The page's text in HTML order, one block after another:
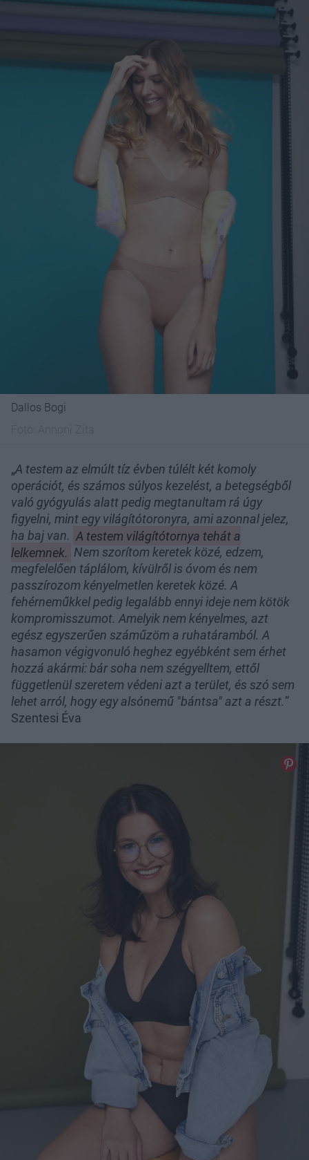
Dallos Bogi
„A testem az elmúlt tíz évben túlélt két komoly
operációt, és számos súlyos kezelést, a betegségből
való gyógyulás alatt pedig megtanultam rá úgy
figyelni, mint egy világítótoronyra, ami azonnal jelez,
ha baj van. A testem világítótornya tehát a
lelkemnek.
Nem szorítom keretek közé, edzem,
megfelelően táplálom, kívülről is óvom és nem
passzírozom kényelmetlen keretek közé. A
fehérneműkkel pedig legalább ennyi ideje nem kötök
kompromisszumot. Amelyik nem kényelmes, azt
egész egyszerűen száműzöm a ruhatáramból. A
hasamon végigvonuló heghez egyébként sem érhet
hozzá akármi: bár soha nem szégyelltem, ettől
függetlenül szeretem védeni azt a terület, és szó sem
lehet arról, hogy egy alsónemű "bántsa" azt a részt.”
Szentesi Éva